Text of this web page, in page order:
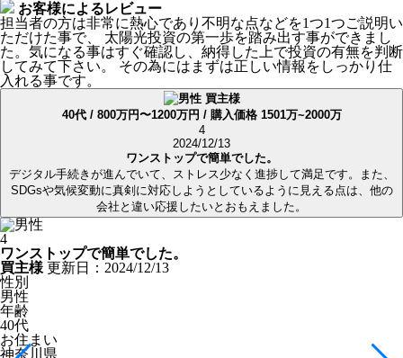
お客様によるレビュー
担当者の方は非常に熱心であり不明な点などを1つ1つご説明い
ただけた事で、 太陽光投資の第一歩を踏み出す事ができまし
た。気になる事はすぐ確認し、納得した上で投資の有無を判断
してみて下さい。 その為にはまずは正しい情報をしっかり仕
入れる事です。
買主様
40代 / 800万円〜1200万円 / 購入価格 1501万~2000万
4
2024/12/13
ワンストップで簡単でした。
デジタル手続きが進んでいて、ストレス少なく進捗して満足です。また、
SDGsや気候変動に真剣に対応しようとしているように見える点は、他の
会社と違い応援したいとおもえました。
4
ワンストップで簡単でした。
買主様 更新日：2024/12/13
性別
男性
年齢
40代
お住まい
神奈川県